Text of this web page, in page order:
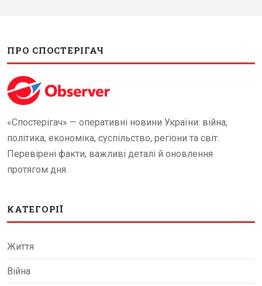
ПРО СПОСТЕРІГАЧ
«Спостерігач» — оперативні новини України: війна,
політика, економіка, суспільство, регіони та світ.
Перевірені факти, важливі деталі й оновлення
протягом дня.
КАТЕГОРІЇ
Життя
Війна